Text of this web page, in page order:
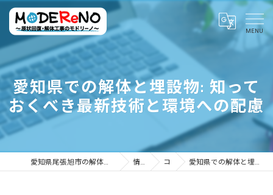
愛知県での解体と埋設物: 知って
おくべき最新技術と環境への配慮
愛知県尾張旭市の解体ならMODEReNO ～原状回復・解体工事のモドリーノ～ 情報ブログ コラム 愛知県での解体と埋設物: 知っておくべき最新技術と環境への配慮